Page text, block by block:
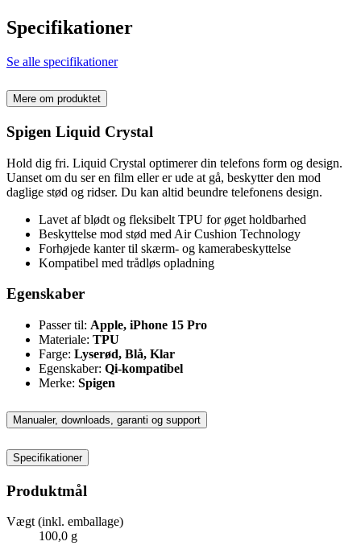
Specifikationer
Se alle specifikationer
Mere om produktet
Spigen Liquid Crystal
Hold dig fri. Liquid Crystal optimerer din telefons form og design.
Uanset om du ser en film eller er ude at gå, beskytter den mod
daglige stød og ridser. Du kan altid beundre telefonens design.
Lavet af blødt og fleksibelt TPU for øget holdbarhed
Beskyttelse mod stød med Air Cushion Technology
Forhøjede kanter til skærm- og kamerabeskyttelse
Kompatibel med trådløs opladning
Egenskaber
Passer til: Apple, iPhone 15 Pro
Materiale: TPU
Farge: Lyserød, Blå, Klar
Egenskaber: Qi-kompatibel
Merke: Spigen
Manualer, downloads, garanti og support
Specifikationer
Produktmål
Vægt (inkl. emballage)
100,0 g